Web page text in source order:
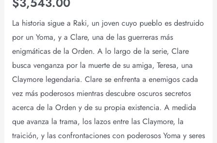
La historia sigue a Raki, un joven cuyo pueblo es destruido
por un Yoma, y a Clare, una de las guerreras más
enigmáticas de la Orden. A lo largo de la serie, Clare
busca venganza por la muerte de su amiga, Teresa, una
Claymore legendaria. Clare se enfrenta a enemigos cada
vez más poderosos mientras descubre oscuros secretos
acerca de la Orden y de su propia existencia. A medida
que avanza la trama, los lazos entre las Claymore, la
traición, y las confrontaciones con poderosos Yoma y seres